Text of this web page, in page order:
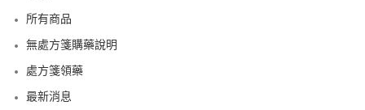
所有商品
無處方箋購藥說明
處方箋領藥
最新消息